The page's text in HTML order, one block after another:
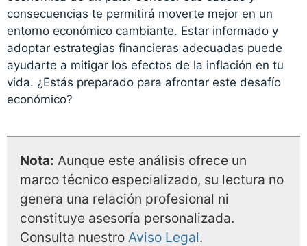
consecuencias te permitirá moverte mejor en un
entorno económico cambiante. Estar informado y
adoptar estrategias financieras adecuadas puede
ayudarte a mitigar los efectos de la inflación en tu
vida. ¿Estás preparado para afrontar este desafío
económico?
Nota: Aunque este análisis ofrece un
marco técnico especializado, su lectura no
genera una relación profesional ni
constituye asesoría personalizada.
Consulta nuestroAviso Legal.